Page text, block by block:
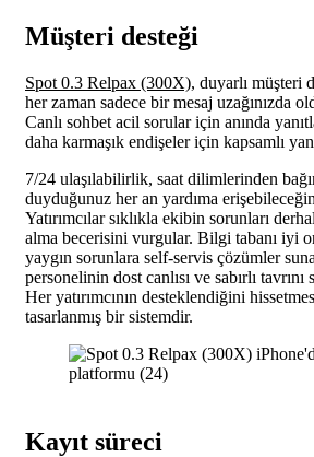
Müşteri desteği
Spot 0.3 Relpax (300X), duyarlı müşteri
her zaman sadece bir mesaj uzağınızda
Canlı sohbet acil sorular için anında
daha karmaşık endişeler için kapsamlı
7/24 ulaşılabilirlik, saat dilimlerinden
duyduğunuz her an yardıma
Yatırımcılar sıklıkla ekibin sorunları
alma becerisini vurgular. Bilgi tabanı iyi
yaygın sorunlara self-servis çözümler
personelinin dost canlısı ve sabırlı
Her yatırımcının desteklendiğini
tasarlanmış bir sistemdir.
Kayıt süreci